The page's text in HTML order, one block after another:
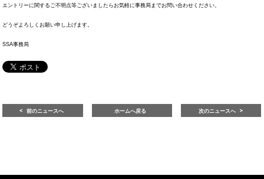
エントリーに関するご不明点等ございましたらお気軽に事務局までお問い合わせください。
どうぞよろしくお願い申し上げます。
SSA事務局
前のニュースへ ホームへ戻る 次のニュースへ